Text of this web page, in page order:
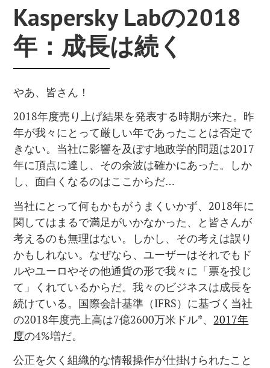
Kaspersky Labの2018
年：成長は続く
やあ、皆さん！
2018年度売り上げ結果を発表する時期が来た。昨
年が我々にとって厳しい年であったことは否定で
きない。当社に影響を及ぼす地政学的問題は2017
年に頂点に達し、その余波は確かにあった。しか
し、面白くなるのはここからだ…
当社にとって何もかもがうまくいかず、2018年に
関してはまるで満足がいかなかった、と皆さんが
考えるのも無理はない。しかし、その考えは誤り
かもしれない。なぜなら、ユーザーはそれでもド
ルやユーロやその他通貨の形で我々に「票を投じ
て」くれているからだ。我々のビジネスは成長を
続けている。国際会計基準（IFRS）に基づく当社
の2018年度売上高は7億2600万米ドル*、 2017年
度の4%増だ。
公正を欠く組織的な情報操作が仕掛けられたこと